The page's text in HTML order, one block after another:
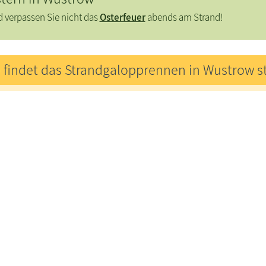
verpassen Sie nicht dasOsterfeuerabends am Strand!
findet das Strandgalopprennen in Wustrow